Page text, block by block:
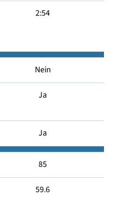
2:54
Nein
Ja
Ja
85
59.6